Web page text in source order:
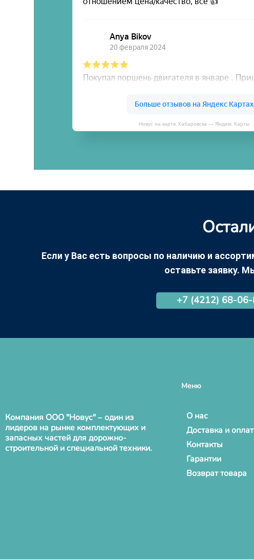
Новус на карте Хабаровска — Яндекс Карты
Если у Вас есть вопросы по наличию и
оставьте заявку.
+7 (4212) 68-
Компания ООО "Новус" – один из
лидеров на рынке комплектующих и
запасных частей для дорожно-
строительной и специальной техники.
Меню
О нас
Доставка и
Контакты
Гарантии
Возврат товара